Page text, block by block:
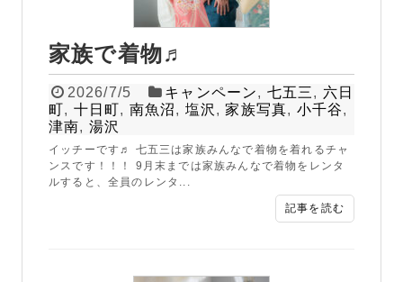
家族で着物♬
2026/7/5 キャンペーン, 七五三, 六日
町, 十日町, 南魚沼, 塩沢 ,家族写真, 小千谷,
津南, 湯沢
イッチーです♬ 七五三は家族みんなで着物を着れるチャ
ンスです！！！ 9月末までは家族みんなで着物をレンタ
ルすると、全員のレンタ...
記事を読む